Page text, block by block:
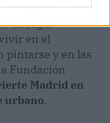
un ejemplo
un lugar
en el
pintarse y en las
Fundación
Madrid en
urbano.